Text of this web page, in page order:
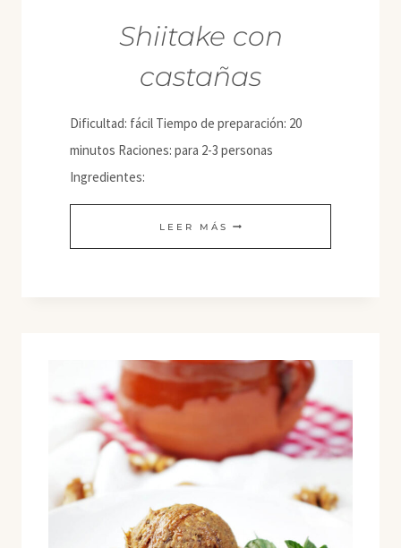
Shiitake con
castañas
Dificultad: fácil Tiempo de preparación: 20
minutos Raciones: para 2-3 personas
Ingredientes:
LEER MÁS SHIITAKE
CON